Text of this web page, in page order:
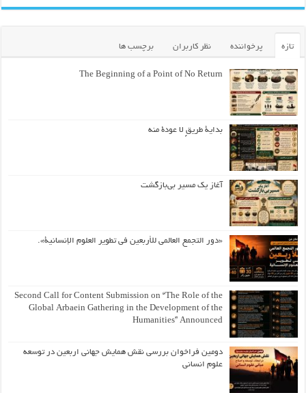
تازه پرخواننده نظر کاربران برچسب ها
The Beginning of a Point of No Return
بداية طريقٍ لا عودة منه
آغاز یک مسیر بی‌بازگشت
«دور التجمع العالمي للأربعين في تطوير العلوم الإنسانية».
Second Call for Content Submission on “The Role of the
Global Arbaein Gathering in the Development of the
Humanities” Announced
دومین فراخوان بررسی نقش همایش جهانی اربعین در توسعه
علوم انسانی